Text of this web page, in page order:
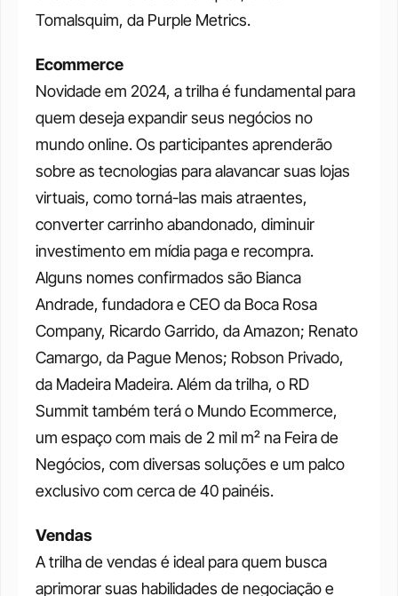
Tomalsquim, da Purple Metrics.
Ecommerce
Novidade em 2024, a trilha é fundamental para
quem deseja expandir seus negócios no
mundo online. Os participantes aprenderão
sobre as tecnologias para alavancar suas lojas
virtuais, como torná-las mais atraentes,
converter carrinho abandonado, diminuir
investimento em mídia paga e recompra.
Alguns nomes confirmados são Bianca
Andrade, fundadora e CEO da Boca Rosa
Company, Ricardo Garrido, da Amazon; Renato
Camargo, da Pague Menos; Robson Privado,
da Madeira Madeira. Além da trilha, o RD
Summit também terá o Mundo Ecommerce,
um espaço com mais de 2 mil m² na Feira de
Negócios, com diversas soluções e um palco
exclusivo com cerca de 40 painéis.
Vendas
A trilha de vendas é ideal para quem busca
aprimorar suas habilidades de negociação e